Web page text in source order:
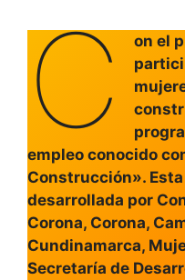
C
on el
empleo conocido
Construcción».
desarrollada por
Corona, Corona,
Cundinamarca,
Secretaría de